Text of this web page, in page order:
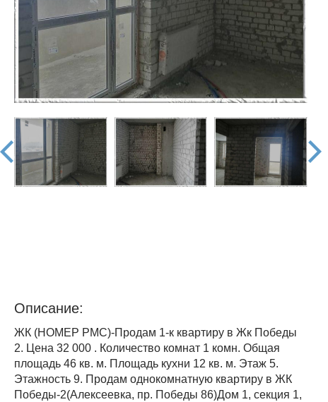
prev
next
Описание:
ЖК (НОМЕР PMC)-Продам 1-к квартиру в Жк Победы
2. Цена 32 000 . Количество комнат 1 комн. Общая
площадь 46 кв. м. Площадь кухни 12 кв. м. Этаж 5.
Этажность 9. Продам однокомнатную квартиру в ЖК
Победы-2(Алексеевка, пр. Победы 86)Дом 1, секция 1,